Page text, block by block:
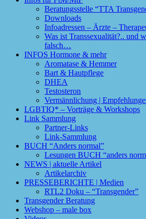
Beratungsstelle “TTA
Downloads
Infoadressen – Ärzte –
Was ist Transsexualität?.. und
falsch…
INFOS Hormone & mehr
Aromatase & Hemmer
Bart & Hautpflege
DHEA
Testosteron
Vermännlichung |
LGBTIQ* – Vorträge & Workshops
Link Sammlung
Partner-Links
Link-Sammlung
BUCH “Anders normal”
Lesungen BUCH “anders
NEWS | aktuelle Artikel
Artikelarchiv
PRESSEBERICHTE | Medien
RTL2 Doku – “Transgender”
Transgender Beratung
Webshop – male box